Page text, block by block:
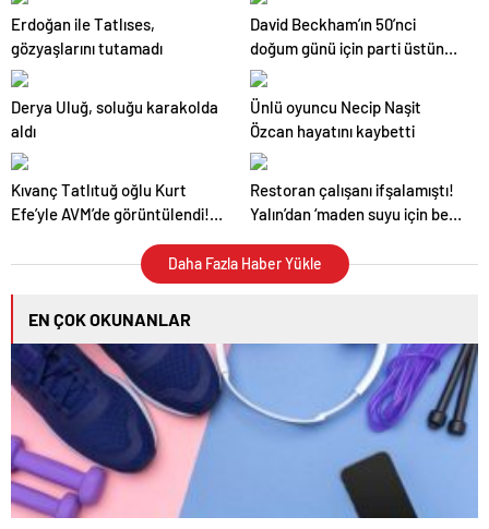
Erdoğan ile Tatlıses,
gözyaşlarını tutamadı
David Beckham’ın 50’nci
doğum günü için parti üstüne
parti
Derya Uluğ, soluğu karakolda
aldı
Ünlü oyuncu Necip Naşit
Özcan hayatını kaybetti
Kıvanç Tatlıtuğ oğlu Kurt
Efe’yle AVM’de görüntülendi!
Restoran çalışanı ifşalamıştı!
Yalın’dan ‘maden suyu için beni
Eğer istemeden birini
kırmışsam…
Daha Fazla Haber Yükle
EN ÇOK OKUNANLAR